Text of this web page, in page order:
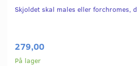
Skjoldet skal males eller forchromes,
279,00
På lager